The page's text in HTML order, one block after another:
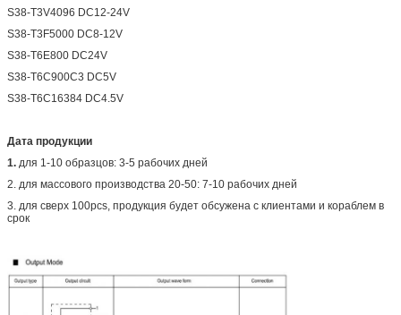
S38-T3V4096 DC12-24V
S38-T3F5000 DC8-12V
S38-T6E800 DC24V
S38-T6C900C3 DC5V
S38-T6C16384 DC4.5V
Дата продукции
1. для 1-10 образцов: 3-5 рабочих дней
2. для массового производства 20-50: 7-10 рабочих дней
3. для сверх 100pcs, продукция будет обсужена с клиентами и кораблем в
срок